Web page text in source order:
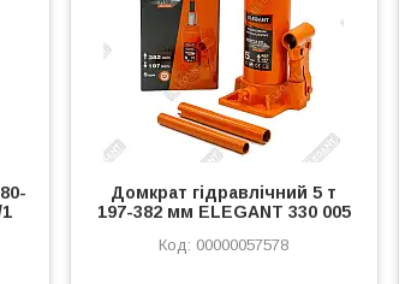
Домкрат гідравлічний 5 т
197-382 мм ELEGANT 330 005
00000057578